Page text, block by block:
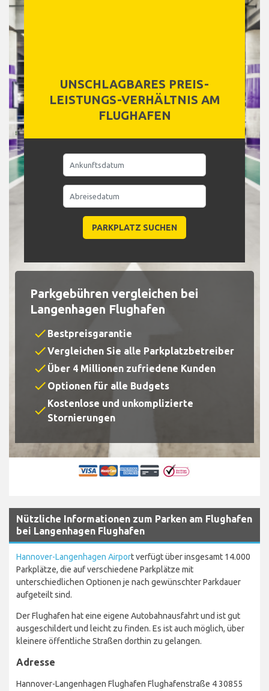
UNSCHLAGBARES PREIS-
LEISTUNGS-VERHÄLTNIS AM
FLUGHAFEN
Parkgebühren vergleichen bei
Langenhagen Flughafen
check Bestpreisgarantie
checkVergleichen Sie alle Parkplatzbetreiber
check Über 4 Millionen zufriedene Kunden
check Optionen für alle Budgets
check Kostenlose und unkomplizierte
Stornierungen
Nützliche Informationen zum Parken am Flughafen
bei Langenhagen Flughafen
Hannover-Langenhagen Airport verfügt über insgesamt 14.000
Parkplätze, die auf verschiedene Parkplätze mit
unterschiedlichen Optionen je nach gewünschter Parkdauer
aufgeteilt sind.
Der Flughafen hat eine eigene Autobahnausfahrt und ist gut
ausgeschildert und leicht zu finden. Es ist auch möglich, über
kleinere öffentliche Straßen dorthin zu gelangen.
Adresse
Hannover-Langenhagen Flughafen Flughafenstraße 4 30855